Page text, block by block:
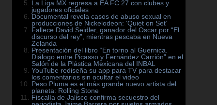
La Liga MX regresa a EA FC 27 con clubes y
jugadores oficiales
Documental revela casos de abuso sexual en
producciones de Nickelodeon: ‘Quiet on Set’
Fallece David Seidler, ganador del Oscar por “El
discurso del rey”, mientras pescaba en Nueva
Zelanda
Presentación del libro “En torno al Guernica.
Diálogo entre Picasso y Fernández Carrión” en el
Salón de la Plástica Mexicana del INBAL
YouTube rediseña su app para TV para destacar
los comentarios sin ocultar el video
Peso Pluma es el más grande nuevo artista del
planeta: Rolling Stone
Fiscalía de Jalisco confirma secuestro del